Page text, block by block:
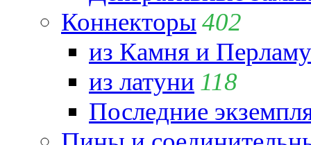
Коннекторы 402
из Камня и
из латуни 118
Последние